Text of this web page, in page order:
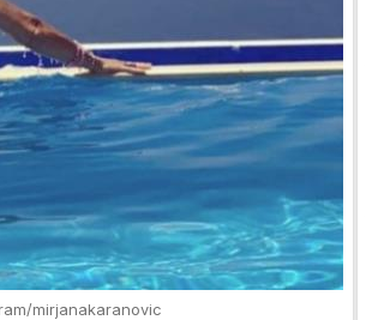
mirjanakaranovic